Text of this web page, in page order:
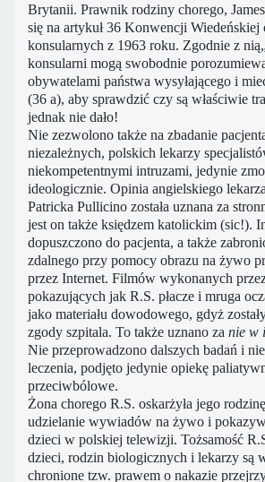
Brytanii. Prawnik rodziny chorego,
się na artykuł 36 Konwencji Wiedeńskiej
konsularnych z 1963 roku. Zgodnie z
konsularni mogą swobodnie
obywatelami państwa wysyłającego i
(36 a), aby sprawdzić czy są właściwie
jednak nie dało!
Nie zezwolono także na zbadanie
niezależnych, polskich lekarzy
niekompetentnymi intruzami, jedynie
ideologicznie. Opinia angielskiego
Patricka Pullicino została uznana za
jest on także księdzem katolickim (sic!).
dopuszczono do pacjenta, a także
zdalnego przy pomocy obrazu na żywo
przez Internet. Filmów wykonanych
pokazujących jak R.S. płacze i mruga
jako materiału dowodowego, gdyż
zgody szpitala. To także uznano za nie w
Nie przeprowadzono dalszych badań i
leczenia, podjęto jedynie opiekę
przeciwbólowe.
Żona chorego R.S. oskarżyła jego
udzielanie wywiadów na żywo i
dzieci w polskiej telewizji. Tożsamość
dzieci, rodzin biologicznych i lekarzy są
chronione tzw. prawem o nakazie